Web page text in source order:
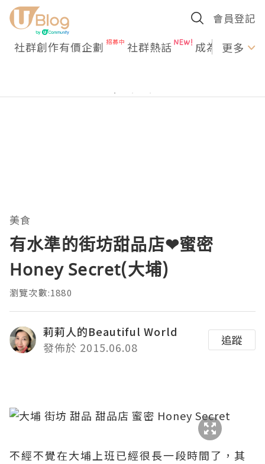
D< 最近就和同事剛巧路過，新試了剛在大埔開業的蜜
密 Honey S"/>
D< 最近就和同事剛巧路過，新試了剛
在大埔開業的蜜密 Honey S"/>
會員登記
社群創作有價企劃 社群熱話 成為U更多
美食
有水準的街坊甜品店❤蜜密
Honey Secret(大埔)
瀏覽次數:1880
莉莉人的Beautiful World
發佈於 2015.06.08
追蹤
不經不覺在大埔上班已經很長一段時間了，其